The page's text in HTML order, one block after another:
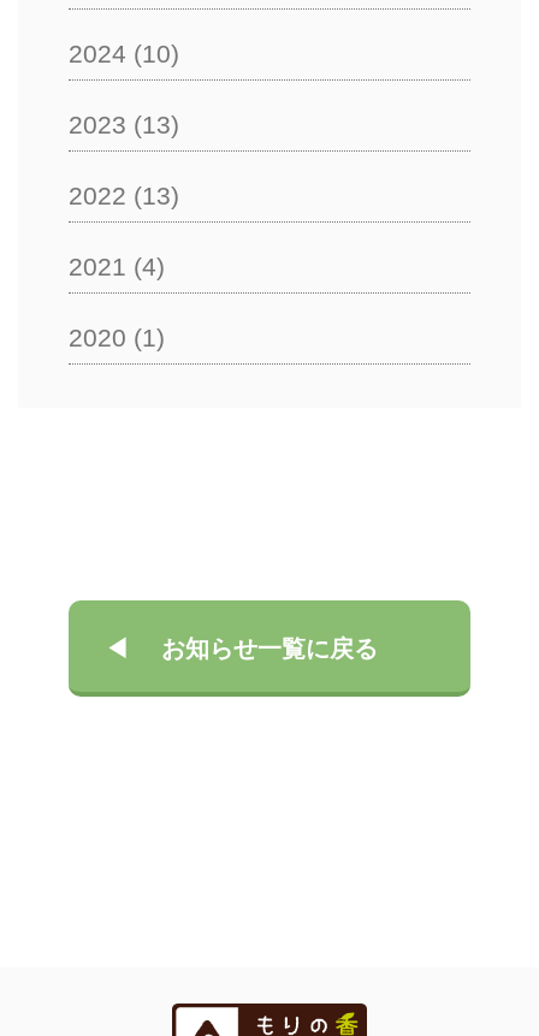
2024 (10)
2023 (13)
2022 (13)
2021 (4)
2020 (1)
お知らせ一覧に戻る